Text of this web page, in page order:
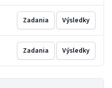
Zadania Výsledky
Zadania Výsledky